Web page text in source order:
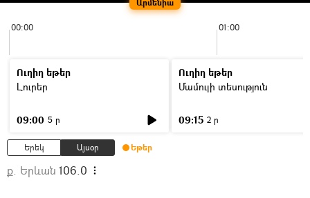
Արմենիա
00:00 01:00
Ուղիղ եթեր
Լուրեր
09:00 5 ր
Ուղիղ եթեր
Մամուլի տեսություն
09:15 2 ր
Երեկ Այսօր Եթեր
ք. Երևան 106.0